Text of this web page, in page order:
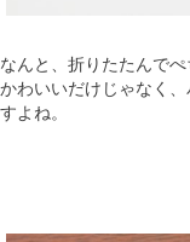
なんと、折りたたんで
かわいいだけじゃなく
すよね。